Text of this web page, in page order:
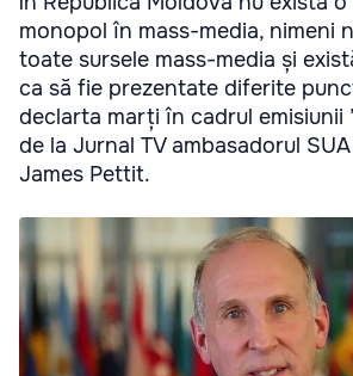
monopol în mass-media, nimeni
toate sursele mass-media și
ca să fie prezentate diferite
declarta marți în cadrul emisiunii
de la Jurnal TV ambasadorul
James Pettit.